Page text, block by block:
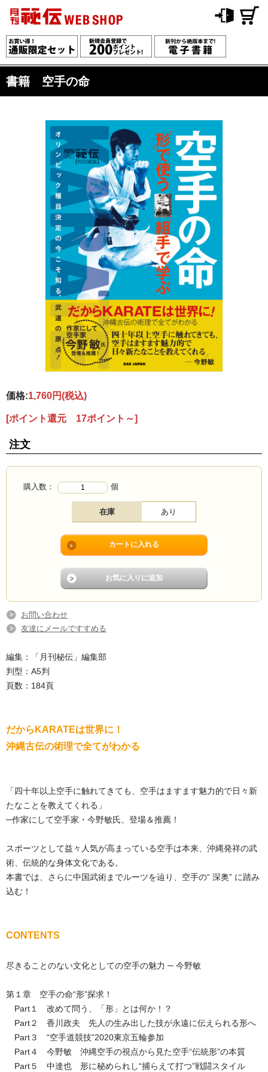
書籍 空手の命
価格:1,760円(税込)
[ポイント還元 17ポイント～]
注文
購入数： 個
在庫 あり
お問い合わせ
友達にメールですすめる
編集：「月刊秘伝」編集部
判型：A5判
頁数：184頁
だからKARATEは世界に！
沖縄古伝の術理で全てがわかる
「四十年以上空手に触れてきても、空手はますます魅力的で日々新
たなことを教えてくれる」
─作家にして空手家・今野敏氏、登場＆推薦！
スポーツとして益々人気が高まっている空手は本来、沖縄発祥の武
術、伝統的な身体文化である。
本書では、さらに中国武術までルーツを辿り、空手の“ 深奥” に踏み
込む！
CONTENTS
尽きることのない文化としての空手の魅力 ─ 今野敏
第１章 空手の命“形”探求！
Part１ 改めて問う、「形」とは何か！？
Part２ 香川政夫 先人の生み出した技が永遠に伝えられる形へ
Part３ “空手道競技”2020東京五輪参加
Part４ 今野敏 沖縄空手の視点から見た空手“伝統形”の本質
Part５ 中達也 形に秘められし“捕らえて打つ”戦闘スタイル